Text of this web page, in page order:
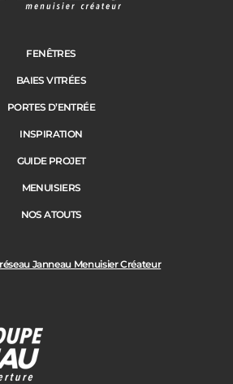
Suivant
Janneau Menuisier Créateur
FENÊTRES
BAIES VITRÉES
PORTES D’ENTRÉE
INSPIRATION
GUIDE PROJET
MENUISIERS
NOS ATOUTS